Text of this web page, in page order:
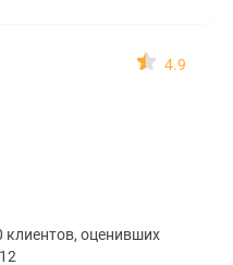
4.9
клиентов, оценивших